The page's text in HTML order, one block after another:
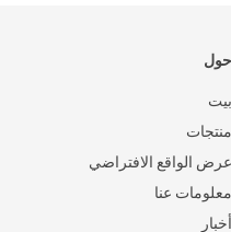
حول
بيت
منتجات
عرض الواقع الافتراضي
معلومات عنا
أخبار